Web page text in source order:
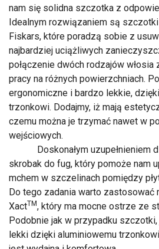
nam się solidna szczotka z
Idealnym rozwiązaniem są
Fiskars, które poradzą sobie z
najbardziej uciążliwych
połączenie dwóch rodzajów
pracy na różnych powierzchniach.
ergonomiczne i bardzo lekkie,
trzonkowi. Dodajmy, iż mają
czemu można je trzymać nawet w
wejściowych.
Doskonałym uzupełnieniem
skrobak do fug, który pomoże nam
mchem w szczelinach pomiędzy
Do tego zadania warto zastosować
XactTM, który ma mocne ostrze ze
Podobnie jak w przypadku
lekki dzięki aluminiowemu